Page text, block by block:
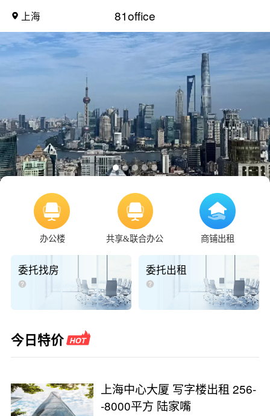
上海 81office
办公楼 共享&联合办公 商铺出租
委托找房 委托出租
今日特价
上海中心大厦 写字楼出租 256-
-8000平方 陆家嘴